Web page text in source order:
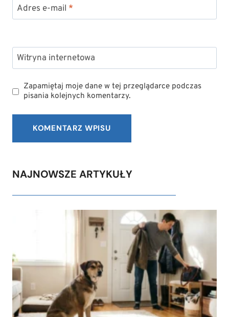
Adres e-mail *
Witryna internetowa
Zapamiętaj moje dane w tej przeglądarce podczas
pisania kolejnych komentarzy.
NAJNOWSZE ARTYKUŁY